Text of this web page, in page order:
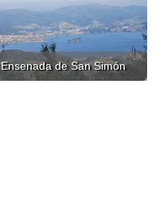
Ensenada de San Simón